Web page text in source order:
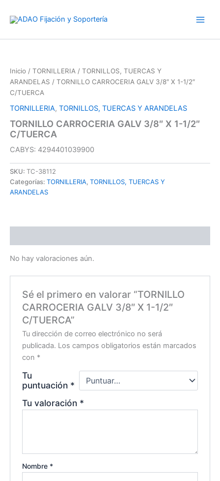
Inicio / TORNILLERIA / TORNILLOS, TUERCAS Y
ARANDELAS / TORNILLO CARROCERIA GALV 3/8″ X 1-1/2″
C/TUERCA
TORNILLERIA, TORNILLOS, TUERCAS Y ARANDELAS
TORNILLO CARROCERIA GALV 3/8″ X 1-1/2″
C/TUERCA
CABYS: 4294401039900
SKU: TC-38112
Categorías: TORNILLERIA, TORNILLOS, TUERCAS Y
ARANDELAS
No hay valoraciones aún.
Sé el primero en valorar “TORNILLO
CARROCERIA GALV 3/8″ X 1-1/2″
C/TUERCA”
Tu dirección de correo electrónico no será
publicada. Los campos obligatorios están marcados
con *
Tu
puntuación *
Tu valoración *
Nombre *